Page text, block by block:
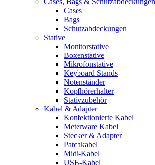
Cases, Bags & Schutzabdeckungen
Cases
Bags
Schutzabdeckungen
Stative
Monitorstative
Boxenstative
Mikrofonstative
Keyboard Stands
Notenständer
Kopfhörerhalter
Stativzubehör
Kabel & Adapter
Konfektionierte Kabel
Meterware Kabel
Stecker & Adapter
Patchkabel
Midi-Kabel
USB-Kabel